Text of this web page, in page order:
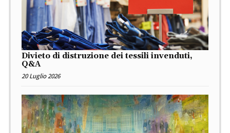
Divieto di distruzione dei tessili invenduti,
Q&A
20 Luglio 2026